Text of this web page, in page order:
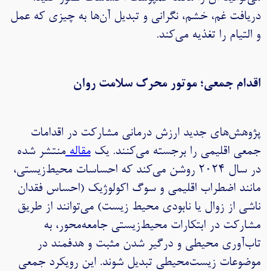
دریافت غم، خشم، نگرانی و تبدیل آن‌ها به چیزی که عمل
و التیام را تغذیه می‌کند.
اقدام جمعی؛ موتور محرک سلامت روان
پژوهش‌های جدید ارزش درمانی مشارکت در اقدامات
جمعی اقلیمی را برجسته می‌کنند. یکمقالهمنتشر شده
در سال ۲۰۲۴ روشن می‌کند که احساسات محیط‌زیستی،
مانند اضطراب اقلیمی و سوگ اکولوژیک (احساس فقدان
ناشی از زوال یا نابودی محیط زیست) می‌توانند از طریق
مشارکت در ابتکارات محیط‌زیستی جامعه‌محور، به
تاب‌آوری محیطی و درگیر شدن مثبت و هدفمند در
موضوعات زیست‌محیطی تبدیل شوند. این رویکرد جمعی